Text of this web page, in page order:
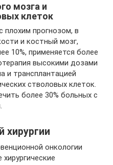
мозга и
клеток
плохим прогнозом, в
и костный мозг,
10%, применяется более
высокими дозами
и трансплантацией
стволовых клеток.
более 30% больных с
хирургии
онкологии